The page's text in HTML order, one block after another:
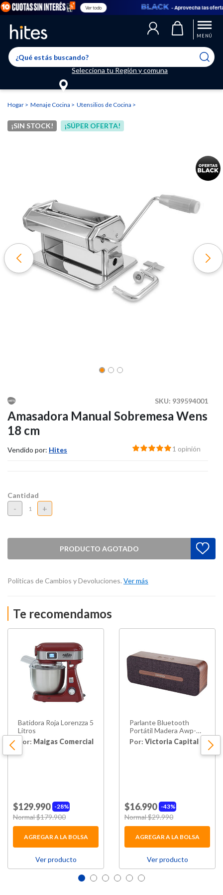
Ver todo - Aprovecha las ofertas en
MENÚ
Selecciona tu Región y comuna
El producto ha sido eliminado correctamente
El producto ha sido agregado a tu lista de favoritos correctamente
Llegaste al límite de productos favoritos permitidos, para agregar
uno nuevo ingresa a “Mi cuenta” y elimina los que ya no necesitas.
Hogar Menaje Cocina Utensilios de Cocina
¡SIN STOCK! ¡SÚPER OFERTA!
SKU: 939594001
Amasadora Manual Sobremesa Wens
18 cm
Vendido por: Hites 1 opinión
Cantidad
- +
PRODUCTO AGOTADO
Políticas de Cambios y Devoluciones. Ver más
Te recomendamos
Batidora Roja Lorenzza 5
Litros
Por: Maigas Comercial
28%
$129.990
Price reduced from
Normal $179.900
AGREGAR A LA BOLSA
Ver producto
Parlante Bluetooth
Portátil Madera Awp-
70bt
Por: Victoria Capital
43%
$16.990
Price reduced from
Normal $29.990
AGREGAR A LA BOLSA
Ver producto